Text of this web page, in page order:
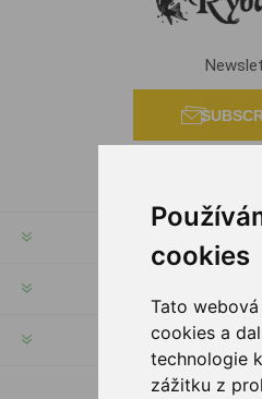
cookies
Tato
cookies a
technologie
zážitku z
CUSTOMER